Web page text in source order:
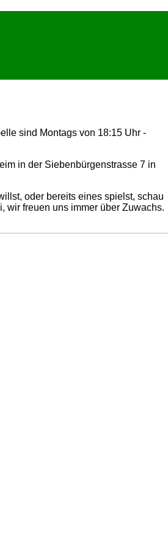
sind Montags von 18:15 Uhr -
in der Siebenbürgenstrasse 7 in
oder bereits eines spielst, schau
wir freuen uns immer über Zuwachs.